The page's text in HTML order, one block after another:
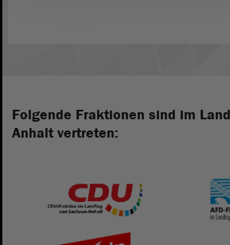
Folgende Fraktionen sind im
Anhalt vertreten: